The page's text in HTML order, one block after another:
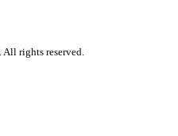
rights reserved.